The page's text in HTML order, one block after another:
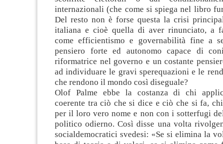
internazionali (che come si spiega nel libro
Del resto non è forse questa la crisi
italiana e cioè quella di aver rinunciato, a
come efficientismo e governabilità fine a
pensiero forte ed autonomo capace di
riformatrice nel governo e un costante
ad individuare le gravi sperequazioni e le
che rendono il mondo così diseguale?
Olof Palme ebbe la costanza di chi
coerente tra ciò che si dice e ciò che si fa,
per il loro vero nome e non con i sotterfugi
politico odierno. Così disse una volta
socialdemocratici svedesi: «Se si elimina la